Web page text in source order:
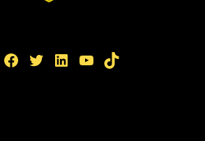
Facebook Twitter LinkedIn YouTube TikTok